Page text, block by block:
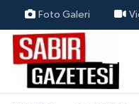
Foto Galeri
HABER
Nöbetçi Eczaneler
Hava Durumu